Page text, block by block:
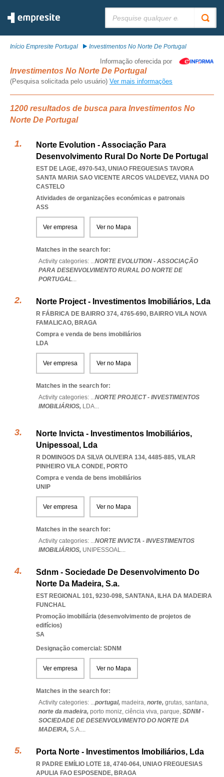
Início Empresite Portugal Investimentos No Norte De Portugal
Informação oferecida por
Investimentos No Norte De Portugal
(Pesquisa solicitada pelo usuário) Ver mais informações
1200 resultados de busca para Investimentos No
Norte De Portugal
Norte Evolution - Associação Para
Desenvolvimento Rural Do Norte De Portugal
EST DE LAGE, 4970-543, UNIAO FREGUESIAS TAVORA
SANTA MARIA SAO VICENTE ARCOS VALDEVEZ, VIANA DO
CASTELO
Atividades de organizações económicas e patronais
ASS
Ver empresa Ver no Mapa
Matches in the search for:
Activity categories: ...NORTE EVOLUTION - ASSOCIAÇÃO
PARA DESENVOLVIMENTO RURAL DO NORTE DE
PORTUGAL...
Norte Project - Investimentos Imobiliários, Lda
R FÁBRICA DE BAIRRO 374, 4765-690, BAIRRO VILA NOVA
FAMALICAO, BRAGA
Compra e venda de bens imobiliários
LDA
Ver empresa Ver no Mapa
Matches in the search for:
Activity categories: ...NORTE PROJECT - INVESTIMENTOS
IMOBILIÁRIOS, LDA...
Norte Invicta - Investimentos Imobiliários,
Unipessoal, Lda
R DOMINGOS DA SILVA OLIVEIRA 134, 4485-885, VILAR
PINHEIRO VILA CONDE, PORTO
Compra e venda de bens imobiliários
UNIP
Ver empresa Ver no Mapa
Matches in the search for:
Activity categories: ...NORTE INVICTA - INVESTIMENTOS
IMOBILIÁRIOS, UNIPESSOAL...
Sdnm - Sociedade De Desenvolvimento Do
Norte Da Madeira, S.a.
EST REGIONAL 101, 9230-098, SANTANA, ILHA DA MADEIRA
FUNCHAL
Promoção imobiliária (desenvolvimento de projetos de
edifícios)
SA
Designação comercial: SDNM
Ver empresa Ver no Mapa
Matches in the search for:
Activity categories: ...portugal, madeira, norte, grutas, santana,
norte da madeira, porto moniz, ciência viva, parque, SDNM -
SOCIEDADE DE DESENVOLVIMENTO DO NORTE DA
MADEIRA, S.A....
Porta Norte - Investimentos Imobiliários, Lda
R PADRE EMÍLIO LOTE 18, 4740-064, UNIAO FREGUESIAS
APULIA FAO ESPOSENDE, BRAGA